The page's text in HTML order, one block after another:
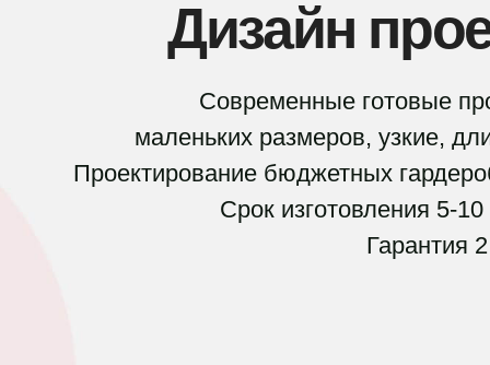
Современные готовые
маленьких размеров, узкие,
Проектирование бюджетных
Срок изготовления 5-
Гарантия
Дизайн